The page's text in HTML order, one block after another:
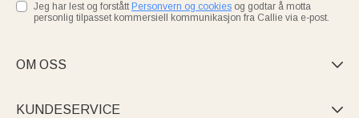
Jeg har lest og forstått Personvern og cookies og godtar å motta
personlig tilpasset kommersiell kommunikasjon fra Callie via e-post.
OM OSS 
KUNDESERVICE 